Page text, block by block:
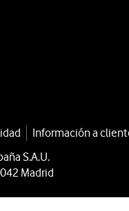
Información a
S.A.U.
Madrid